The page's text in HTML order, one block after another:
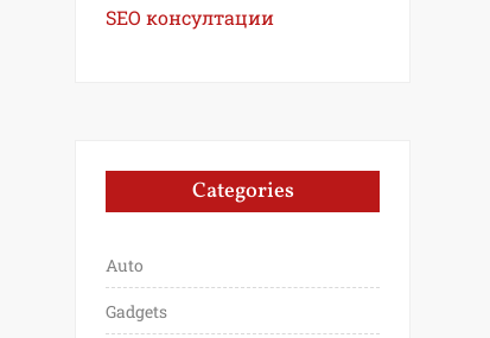
SEO консултации
Categories
Auto
Gadgets